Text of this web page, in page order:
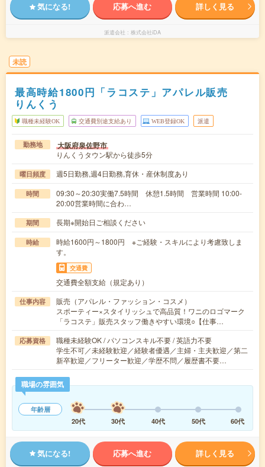
気になる! 応募へ進む 詳しく見る
派遣会社 株式会社iDA
未読
最高時給1800円「ラコステ」アパレル販売
りんくう
職種未経験OK 交通費別途支給あり WEB登録OK 派遣
勤務地 大阪府泉佐野市
りんくうタウン駅から徒歩5分
曜日頻度 週5日勤務,週4日勤務,育休・産休制度あり
時間
09:30～20:30実働7.5時間 休憩1.5時間 営業時間 10:00-
20:00営業時間に合わ…
期間 長期※開始日ご相談ください
時給
時給1600円～1800円 ※ご経験・スキルにより考慮致しま
す。
交通費
交通費全額支給（規定あり）
仕事内容
販売（アパレル・ファッション・コスメ）
スポーティー×スタイリッシュで高品質！ワニのロゴマーク
「ラコステ」販売スタッフ働きやすい環境○【仕事…
応募資格
職種未経験OK / パソコンスキル不要 / 英語力不要
学生不可／未経験歓迎／経験者優遇／主婦・主夫歓迎／第二
新卒歓迎／フリーター歓迎／学歴不問／履歴書不要…
職場の雰囲気
年齢層
20代
30代 40代 50代 60代
気になる! 応募へ進む 詳しく見る